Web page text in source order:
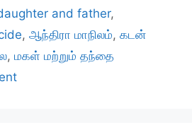
and father,
, ஆந்திரா மாநிலம், கடன்
, மகள் மற்றும் தந்தை